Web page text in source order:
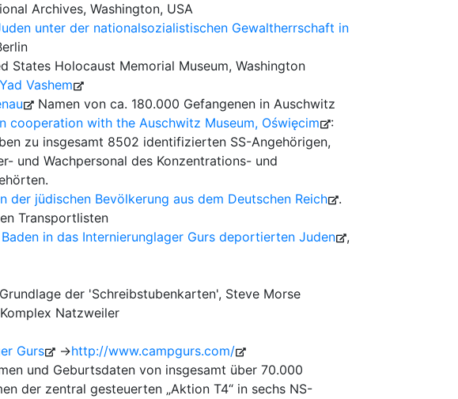
Archives, Washington, USA
unter der nationalsozialistischen Gewaltherrschaft in
States Holocaust Memorial Museum, Washington
Vashem
Namen von ca. 180.000 Gefangenen in Auschwitz
cooperation with the Auschwitz Museum, Oświęcim
:
zu insgesamt 8502 identifizierten SS-Angehörigen,
und Wachpersonal des Konzentrations- und
jüdischen Bevölkerung aus dem Deutschen Reich
.
Transportlisten
in das Internierunglager Gurs deportierten Juden
,
der 'Schreibstubenkarten', Steve Morse
Natzweiler
Gurs
→http://www.campgurs.com/
und Geburtsdaten von insgesamt über 70.000
der zentral gesteuerten „Aktion T4“ in sechs NS-